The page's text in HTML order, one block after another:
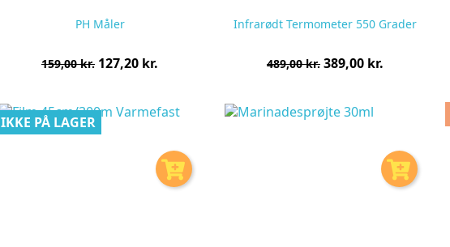
PH Måler
Normalpris
159,00 kr. Pris
127,20 kr.
Infrarødt Termometer 550 Grader
Normalpris
489,00 kr. Pris
389,00 kr.
IKKE PÅ LAGER